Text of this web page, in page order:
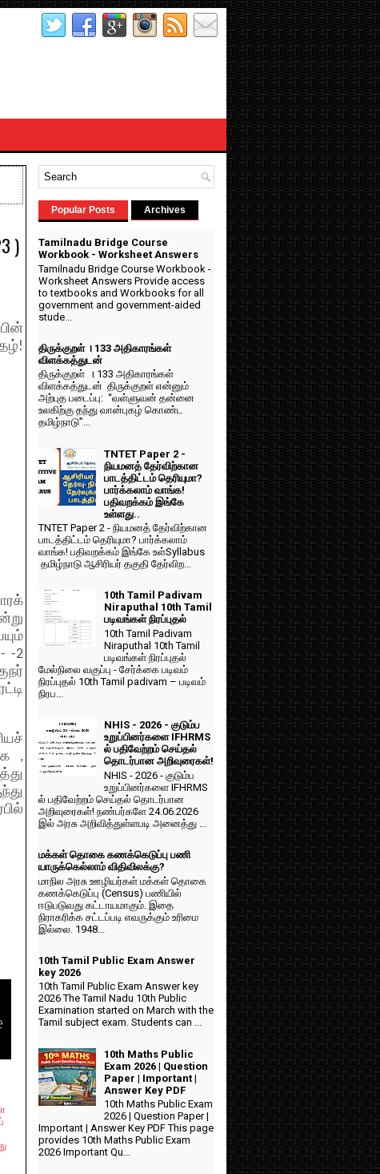
)
-2
,
Popular Posts Archives
Tamilnadu Bridge Course
Workbook - Worksheet Answers
Tamilnadu Bridge Course Workbook -
Worksheet Answers Provide access
to textbooks and Workbooks for all
government and government-aided
stude...
திருக்குறள் । 133 அதிகாரங்கள்
விளக்கத்துடன்
திருக்குறள் । 133 அதிகாரங்கள்
விளக்கத்துடன் திருக்குறள் என்னும்
அற்புத படைப்பு: “வள்ளுவன் தன்னை
உலகிற்கு தந்து வான்புகழ் கொண்ட
தமிழ்நாடு”...
TNTET Paper 2 -
நியமனத் தேர்விற்கான
பாடத்திட்டம் தெரியுமா?
பார்க்கலாம் வாங்க!
பதிவறக்கம் இங்கே
உள்ளது..
TNTET Paper 2 - நியமனத் தேர்விற்கான
பாடத்திட்டம் தெரியுமா? பார்க்கலாம்
வாங்க! பதிவறக்கம் இங்கே உள்Syllabus
தமிழ்நாடு ஆசிரியர் தகுதி தேர்விற...
10th Tamil Padivam
Niraputhal 10th Tamil
படிவங்கள் நிரப்புதல்
10th Tamil Padivam
Niraputhal 10th Tamil
படிவங்கள் நிரப்புதல்
மேல்நிலை வகுப்பு - சேர்க்கை படிவம்
நிரப்புதல் 10th Tamil padivam – படிவம்
நிரப...
NHIS - 2026 - குடும்ப
உறுப்பினர்களை IFHRMS
ல் பதிவேற்றம் செய்தல்
தொடர்பான அறிவுரைகள்!
NHIS - 2026 - குடும்ப
உறுப்பினர்களை IFHRMS
ல் பதிவேற்றம் செய்தல் தொடர்பான
அறிவுரைகள்! நண்பர்களே 24.06.2026
இல் அரசு அறிவித்துள்ளபடி அனைத்து ...
மக்கள் தொகை கணக்கெடுப்பு பணி
யாருக்கெல்லாம் விதிவிலக்கு?
மாநில அரசு ஊழியர்கள் மக்கள் தொகை
கணக்கெடுப்பு (Census) பணியில்
ஈடுபடுவது கட்டாயமாகும். இதை
நிராகரிக்க சட்டப்படி எவருக்கும் உரிமை
இல்லை. 1948...
10th Tamil Public Exam Answer
key 2026
10th Tamil Public Exam Answer key
2026 The Tamil Nadu 10th Public
Examination started on March with the
Tamil subject exam. Students can ...
10th Maths Public
Exam 2026 | Question
Paper | Important |
Answer Key PDF
10th Maths Public Exam
2026 | Question Paper |
Important | Answer Key PDF This page
provides 10th Maths Public Exam
2026 Important Qu...